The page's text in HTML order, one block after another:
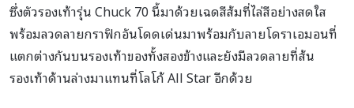
ซึ่งตัวรองเท้ารุ่น Chuck 70 นี้มาด้วยเฉดสีส้มที่ไล่สีอย่างสดใส
พร้อมลวดลายกราฟิกอันโดดเด่นมาพร้อมกับลายโดราเอมอนที่
แตกต่างกันบนรองเท้าของทั้งสองข้างและยังมีลวดลายที่ส้น
รองเท้าด้านล่างมาแทนที่โลโก้ All Star อีกด้วย